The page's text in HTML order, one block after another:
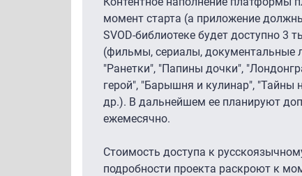
момент старта (а приложение
SVOD-библиотеке будет доступно 3
(фильмы, сериалы, документальные
"Ранетки", "Папины дочки",
герой", "Барышня и кулинар", "Тайны
др.). В дальнейшем ее планируют
ежемесячно.
Стоимость доступа к
подробности проекта раскроют к